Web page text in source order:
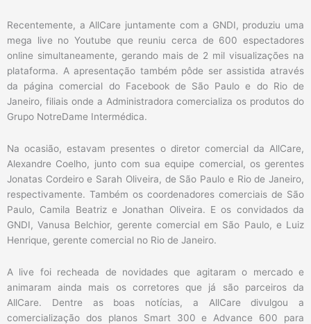
Recentemente, a AllCare juntamente com a GNDI, produziu uma
mega live no Youtube que reuniu cerca de 600 espectadores
online simultaneamente, gerando mais de 2 mil visualizações na
plataforma. A apresentação também pôde ser assistida através
da página comercial do Facebook de São Paulo e do Rio de
Janeiro, filiais onde a Administradora comercializa os produtos do
Grupo NotreDame Intermédica.
Na ocasião, estavam presentes o diretor comercial da AllCare,
Alexandre Coelho, junto com sua equipe comercial, os gerentes
Jonatas Cordeiro e Sarah Oliveira, de São Paulo e Rio de Janeiro,
respectivamente. Também os coordenadores comerciais de São
Paulo, Camila Beatriz e Jonathan Oliveira. E os convidados da
GNDI, Vanusa Belchior, gerente comercial em São Paulo, e Luiz
Henrique, gerente comercial no Rio de Janeiro.
A live foi recheada de novidades que agitaram o mercado e
animaram ainda mais os corretores que já são parceiros da
AllCare. Dentre as boas notícias, a AllCare divulgou a
comercialização dos planos Smart 300 e Advance 600 para